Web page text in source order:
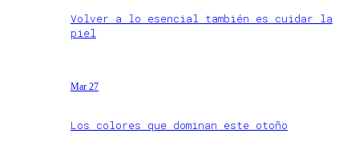
Volver a lo esencial también es cuidar la
piel
Mar 27
Los colores que dominan este otoño